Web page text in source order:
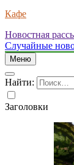
Кафе
Новостная
Случайные
Меню
Найти:
Заголовки